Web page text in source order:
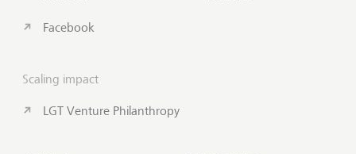
Facebook
Scaling impact
LGT Venture Philanthropy